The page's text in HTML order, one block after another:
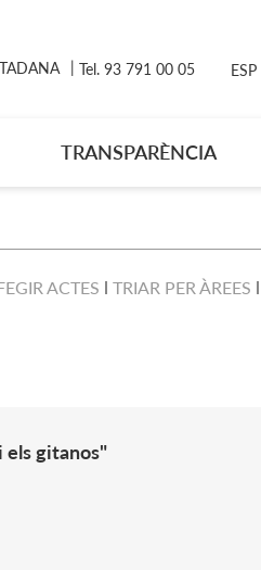
TRANSPARÈNCIA
Tel. 93 791 00 05 ESP
ACTES TRIAR PER ÀREES
els gitanos"